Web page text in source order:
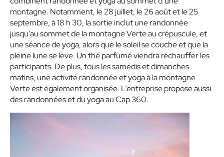
montagne. Notamment, le 28 juillet, le 26 août et le 25
septembre, à 18 h 30, la sortie inclut une randonnée
jusqu’au sommet de la montagne Verte au crépuscule, et
une séance de yoga, alors que le soleil se couche et que la
pleine lune se lève. Un thé parfumé viendra réchauffer les
participants. De plus, tous les samedis et dimanches
matins, une activité randonnée et yoga à la montagne
Verte est également organisée. L’entreprise propose aussi
des randonnées et du yoga au Cap 360.